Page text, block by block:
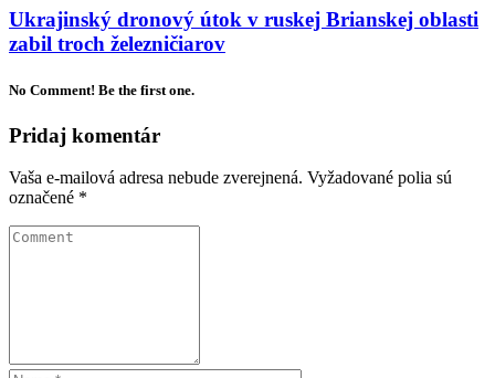
Ukrajinský dronový útok v ruskej Brianskej oblasti
zabil troch železničiarov
No Comment! Be the first one.
Pridaj komentár
Vaša e-mailová adresa nebude zverejnená. Vyžadované polia sú
označené *